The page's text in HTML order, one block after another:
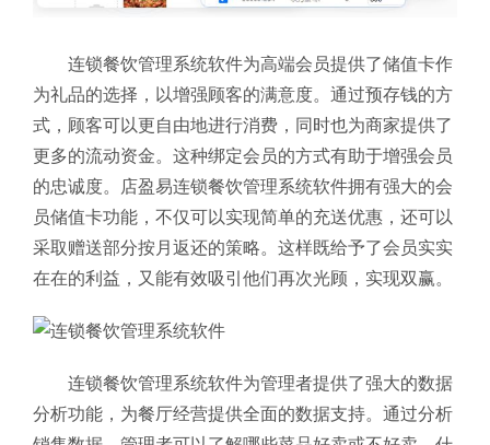
连锁餐饮管理系统软件为高端会员提供了储值卡作
为礼品的选择，以增强顾客的满意度。通过预存钱的方
式，顾客可以更自由地进行消费，同时也为商家提供了
更多的流动资金。这种绑定会员的方式有助于增强会员
的忠诚度。店盈易连锁餐饮管理系统软件拥有强大的会
员储值卡功能，不仅可以实现简单的充送优惠，还可以
采取赠送部分按月返还的策略。这样既给予了会员实实
在在的利益，又能有效吸引他们再次光顾，实现双赢。
连锁餐饮管理系统软件为管理者提供了强大的数据
分析功能，为餐厅经营提供全面的数据支持。通过分析